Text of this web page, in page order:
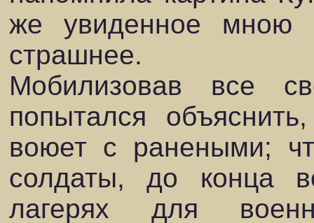
же увиденное мною
страшнее.
Мобилизовав все
попытался
воюет с ранеными;
солдаты, до конца
лагерях для